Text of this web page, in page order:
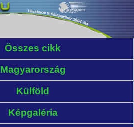
Összes cikk
Magyarország
Külföld
Képgaléria